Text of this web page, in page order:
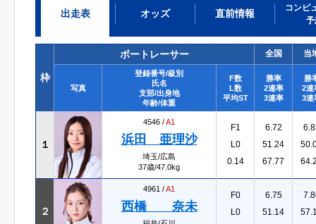
出走表 オッズ 直前情報
コンピ
予
枠
ボートレーサー 全国 当
写真
登録番号/級別
氏名
支部/出身地
年齢/体重
F数
L数
平均ST
勝率
2連率
3連率
勝
2連
3連
１
4546 /A1
浜田 亜理沙
埼玉/広島
37歳/47.0kg
F1
L0
0.14
6.72
51.24
67.77
２
4961 /A1
西橋 奈未
F0
L0
6.75
51.14